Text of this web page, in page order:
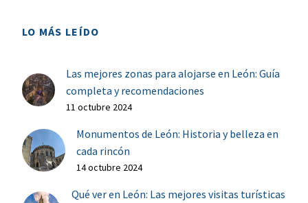
LO MÁS LEÍDO
Las mejores zonas para alojarse en León: Guía
completa y recomendaciones
11 octubre 2024
Monumentos de León: Historia y belleza en
cada rincón
14 octubre 2024
Qué ver en León: Las mejores visitas turísticas